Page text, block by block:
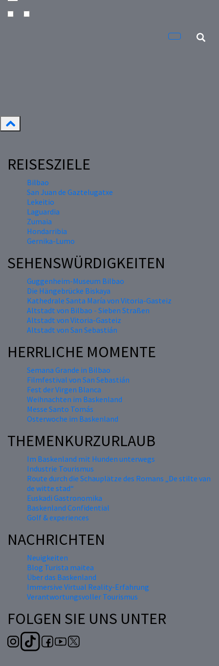
REISESZIELE
Bilbao
San Juan de Gaztelugatxe
Lekeitio
Laguardia
Zumaia
Hondarribia
Gernika-Lumo
SEHENSWÜRDIGKEITEN
Guggenheim-Museum Bilbao
Die Hängebrücke Biskaya
Kathedrale Santa María von Vitoria-Gasteiz
Altstadt von Bilbao - Sieben Straßen
Altstadt von Vitoria-Gasteiz
Altstadt von San Sebastián
HERRLICHE MOMENTE
Semana Grande in Bilbao
Filmfestival von San Sebastián
Fest der Virgen Blanca
Weihnachten im Baskenland
Messe Santo Tomás
Osterwoche im Baskenland
THEMENKURZURLAUB
Im Baskenland mit Hunden unterwegs
Industrie Tourismus
Route durch die Schauplätze des Romans „De stilte van
de witte stad“
Euskadi Gastronomika
Baskenland Confidential
Golf & experiences
NACHRICHTEN
Neuigkeiten
Blog Turista maitea
Über das Baskenland
Immersive Virtual Reality-Erfahrung
Verantwortungsvoller Tourismus
FOLGEN SIE UNS UNTER